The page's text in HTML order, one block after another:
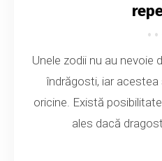
Unele zodii nu au nevoie
îndrăgosti, iar
oricine. Există
ales dacă